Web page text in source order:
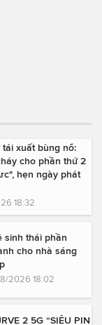
tái xuất bùng nổ:
cho phần thứ 2
hẹn ngày phát
18:32
sinh thái phần
cho nhà sáng
2026 18:02
2 5G “SIÊU PIN